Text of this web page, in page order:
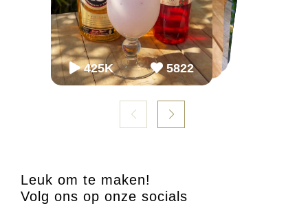
Leuk om te maken!
Volg ons op onze socials
425K 5822
98K 1099
86K 952
2.2M 54.3K
65K
2243
65K
868